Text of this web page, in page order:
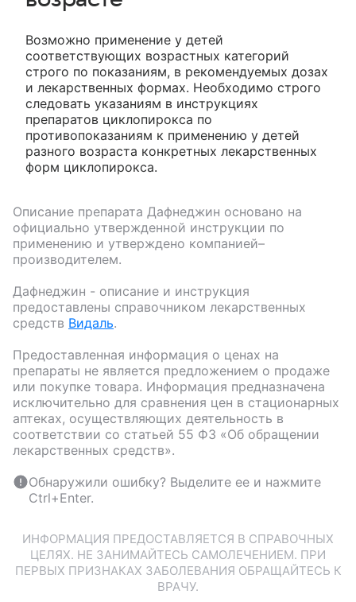
Возможно применение у детей
соответствующих возрастных категорий
строго по показаниям, в рекомендуемых дозах
и лекарственных формах. Необходимо строго
следовать указаниям в инструкциях
препаратов циклопирокса по
противопоказаниям к применению у детей
разного возраста конкретных лекарственных
форм циклопирокса.
Описание препарата Дафнеджин основано на
официально утвержденной инструкции по
применению и утверждено компанией–
производителем.
Дафнеджин - описание и инструкция
предоставлены справочником лекарственных
средств Видаль.
Предоставленная информация о ценах на
препараты не является предложением о продаже
или покупке товара. Информация предназначена
исключительно для сравнения цен в стационарных
аптеках, осуществляющих деятельность в
соответствии со статьей 55 ФЗ «Об обращении
лекарственных средств».
Обнаружили ошибку? Выделите ее и нажмите
Ctrl+Enter.
ИНФОРМАЦИЯ ПРЕДОСТАВЛЯЕТСЯ В СПРАВОЧНЫХ
ЦЕЛЯХ. НЕ ЗАНИМАЙТЕСЬ САМОЛЕЧЕНИЕМ. ПРИ
ПЕРВЫХ ПРИЗНАКАХ ЗАБОЛЕВАНИЯ ОБРАЩАЙТЕСЬ К
ВРАЧУ.